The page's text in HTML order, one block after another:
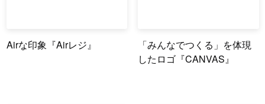
Airな印象『Airレジ』
「みんなでつくる」を体現
したロゴ『CANVAS』